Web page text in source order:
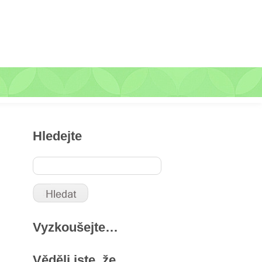
Hledejte
Vyzkoušejte…